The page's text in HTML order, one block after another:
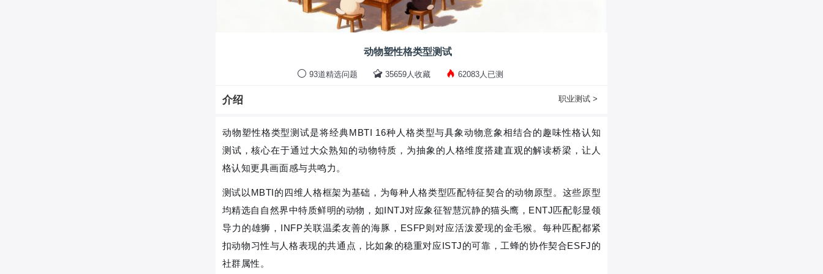
动物塑性格类型测试
93道精选问题 35659人收藏 62083人已测
介绍 职业测试 >
动物塑性格类型测试是将经典MBTI 16种人格类型与具象动物意象相结合的趣味性格认知
测试，核心在于通过大众熟知的动物特质，为抽象的人格维度搭建直观的解读桥梁，让人
格认知更具画面感与共鸣力。
测试以MBTI的四维人格框架为基础，为每种人格类型匹配特征契合的动物原型。这些原型
均精选自自然界中特质鲜明的动物，如INTJ对应象征智慧沉静的猫头鹰，ENTJ匹配彰显领
导力的雄狮，INFP关联温柔友善的海豚，ESFP则对应活泼爱现的金毛猴。每种匹配都紧
扣动物习性与人格表现的共通点，比如象的稳重对应ISTJ的可靠，工蜂的协作契合ESFJ的
社群属性。